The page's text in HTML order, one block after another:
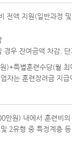
전액 지원(일반과정
경우 잔여금액 차감.
)+특별훈련수당(월
자는 훈련장려금 지
만원) 내에서 훈련비
2유형 중 특정계층